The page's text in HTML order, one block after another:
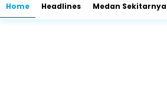
Home Headlines Medan Sekitarnya